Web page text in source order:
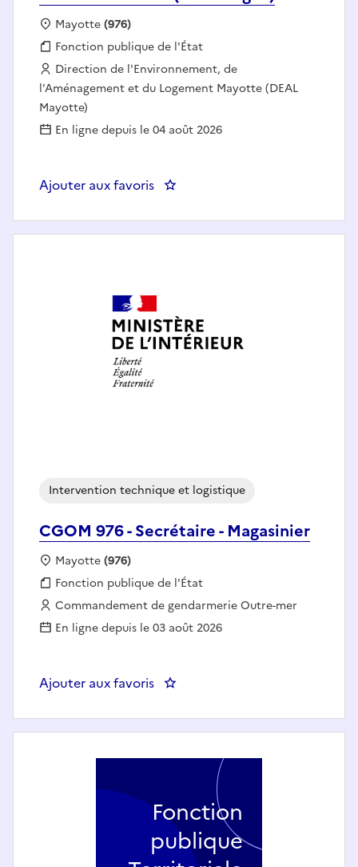
Localisation :
Mayotte(976)
Fonction publique :
Fonction publique de l'État
Employeur :
Direction de l'Environnement, de
l'Aménagement et du Logement Mayotte (DEAL
Mayotte)
En ligne depuis le 04 août 2026
Ajouter aux favoris : chef de CEI nord (dzoumogné)
CGOM 976 - Secrétaire - Magasinier
Intervention technique et logistique
Localisation :
Mayotte(976)
Fonction publique :
Fonction publique de l'État
Employeur :
Commandement de gendarmerie Outre-mer
En ligne depuis le 03 août 2026
Ajouter aux favoris : CGOM 976 - Secrétaire -
Fonction
publique